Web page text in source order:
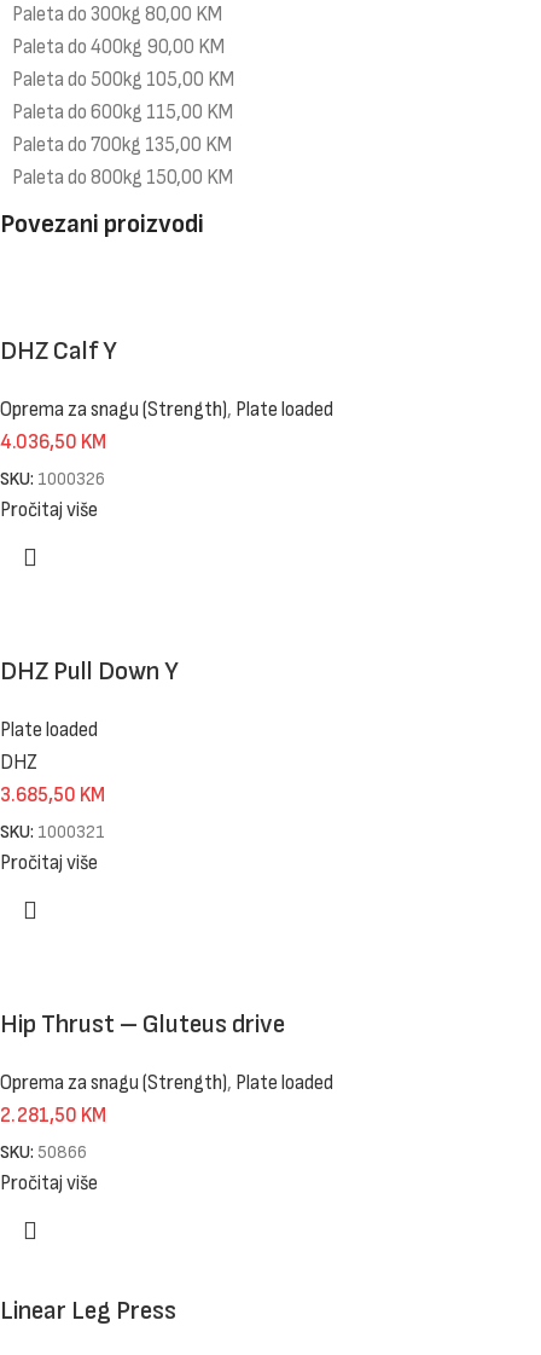
Paleta do 300kg 80,00 KM
Paleta do 400kg 90,00 KM
Paleta do 500kg 105,00 KM
Paleta do 600kg 115,00 KM
Paleta do 700kg 135,00 KM
Paleta do 800kg 150,00 KM
Povezani proizvodi
DHZ Calf Y
Oprema za snagu (Strength), Plate loaded
4.036,50 KM
SKU: 1000326
Pročitaj više
DHZ Pull Down Y
Plate loaded
DHZ
3.685,50 KM
SKU: 1000321
Pročitaj više
Hip Thrust – Gluteus drive
Oprema za snagu (Strength), Plate loaded
2.281,50 KM
SKU: 50866
Pročitaj više
Linear Leg Press